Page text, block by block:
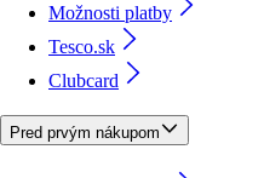
Možnosti platby
Tesco.sk
Clubcard
Pred prvým nákupom